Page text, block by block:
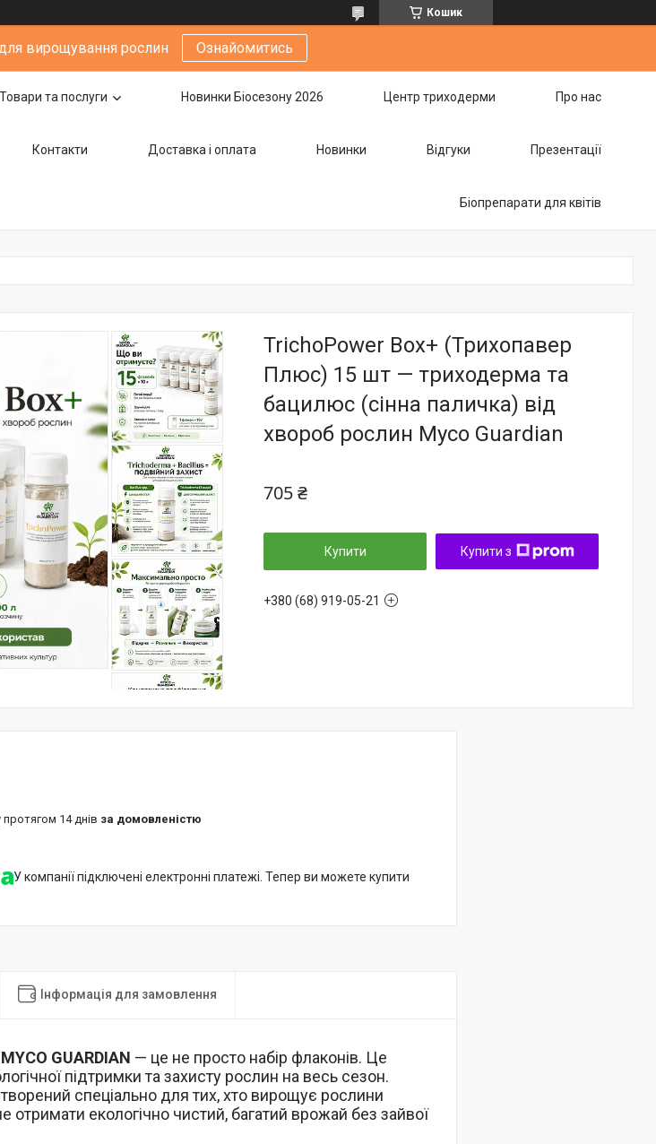
Кошик
вирощування рослин Ознайомитись
Товари та послуги Новинки Біосезону 2026 Центр триходерми Про нас
Контакти Доставка i оплата Новинки Відгуки Презентації
Біопрепарати для квітів
TrichoPower Box+ (Трихопавер
Плюс) 15 шт — триходерма та
бацилюс (сінна паличка) від
хвороб рослин Myco Guardian
705 ₴
Купити Купити з
+380 (68) 919-05-21
протягом 14 днів за домовленістю
У компанії підключені електронні платежі. Тепер ви можете купити
Інформація для замовлення
GUARDIAN — це не просто набір флаконів. Це
підтримки та захисту рослин на весь сезон.
спеціально для тих, хто вирощує рослини
отримати екологічно чистий, багатий врожай без зайвої